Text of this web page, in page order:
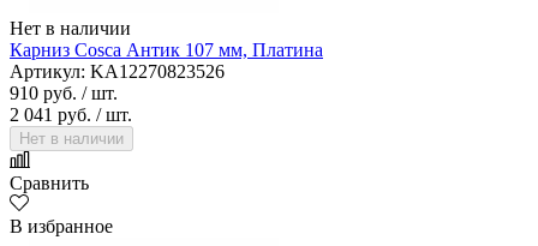
Нет в наличии
Карниз Cosca Антик 107 мм, Платина
Артикул: KA12270823526
910 руб. / шт.
2 041 руб. / шт.
Нет в наличии
Сравнить
В избранное